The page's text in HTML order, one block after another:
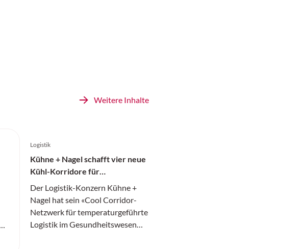
Weitere Inhalte
Logistik
Kühne + Nagel schafft vier neue
Kühl-Korridore für
Medikamente
Der Logistik-Konzern Kühne +
Nagel hat sein «Cool Corridor-
Netzwerk für temperaturgeführte
Logistik im Gesundheitswesen